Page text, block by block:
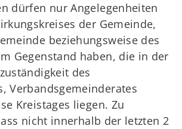
dürfen nur Angelegenheiten
der Gemeinde,
beziehungsweise des
Gegenstand haben, die in der
des
Verbandsgemeinderates
Kreistages liegen. Zu
nicht innerhalb der letzten 2